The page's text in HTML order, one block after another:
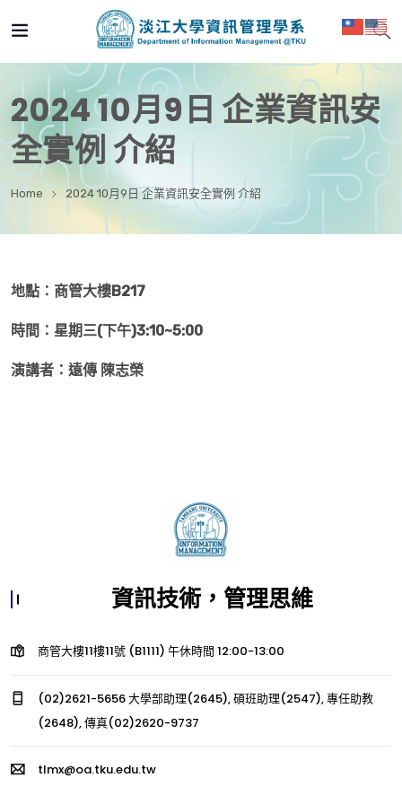
2024 10月9日 企業資訊安
全實例 介紹
Home 2024 10月9日 企業資訊安全實例 介紹
地點：商管大樓B217
時間：星期三(下午)3:10~5:00
演講者：遠傳 陳志榮
資訊技術，管理思維
商管大樓11樓11號 (B1111) 午休時間 12:00-13:00
(02)2621-5656 大學部助理(2645), 碩班助理(2547), 專任助教
(2648), 傳真(02)2620-9737
tlmx@oa.tku.edu.tw